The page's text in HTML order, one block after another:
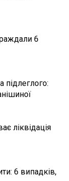
6
підлеглого:
ліквідація
6 випадків,